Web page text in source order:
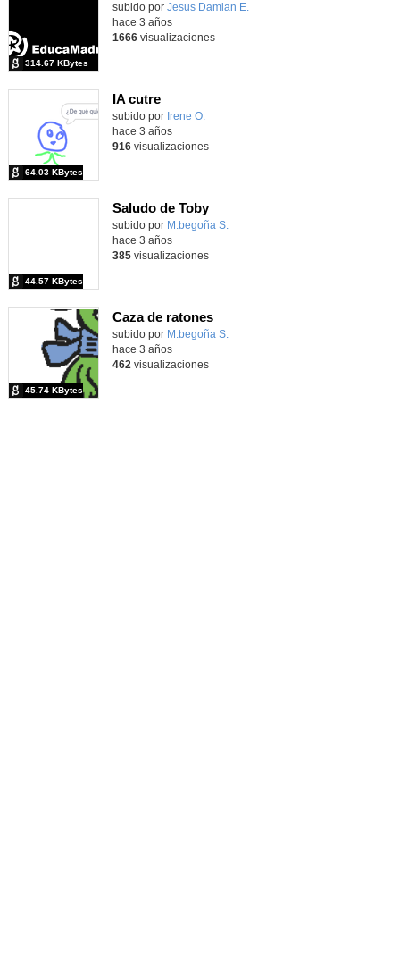
Contenido educativo.
subido por Jesus Damian E.
314.67 KBytes
hace 3 años
1666visualizaciones
IA cutre
subido por Irene O.
64.03 KBytes
hace 3 años
916visualizaciones
Saludo de Toby
Contenido educativo.
subido por M.begoña S.
44.57 KBytes
hace 3 años
385visualizaciones
Caza de ratones
Contenido educativo.
subido por M.begoña S.
45.74 KBytes
hace 3 años
462 visualizaciones